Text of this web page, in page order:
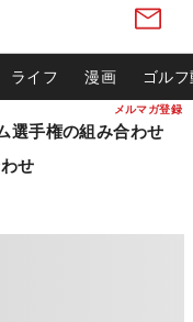
メルマガ登録
ライフ 漫画 ゴル
手権の組み合わせ
せ